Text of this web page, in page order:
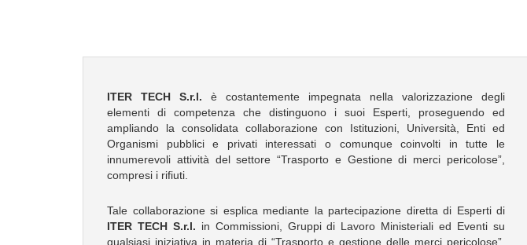
ITER TECH S.r.l. è costantemente impegnata nella valorizzazione degli
elementi di competenza che distinguono i suoi Esperti, proseguendo ed
ampliando la consolidata collaborazione con Istituzioni, Università, Enti ed
Organismi pubblici e privati interessati o comunque coinvolti in tutte le
innumerevoli attività del settore “Trasporto e Gestione di merci pericolose”,
compresi i rifiuti.
Tale collaborazione si esplica mediante la partecipazione diretta di Esperti di
ITER TECH S.r.l. in Commissioni, Gruppi di Lavoro Ministeriali ed Eventi su
qualsiasi iniziativa in materia di “Trasporto e gestione delle merci pericolose”,